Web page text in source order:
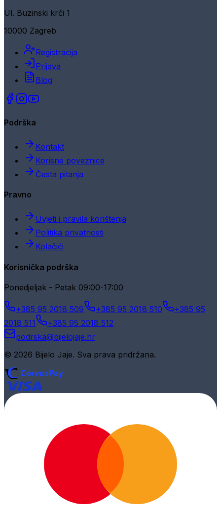
Ul. Buzinski krči 1
10000 Zagreb
Registracija
Prijava
Blog
Podrška
Kontakt
Korisne poveznice
Česta pitanja
Pravno
Uvjeti i pravila korištenja
Politika privatnosti
Kolačići
Korisnička podrška
Ponedjeljak - Petak 09:00-17:00
+385 95 2018 509 +385 95 2018 510
+385 95
2018 511
+385 95 2018 512
podrska@bijelojaje.hr
© 2026 Bijelo Jaje. Sva prava pridržana.